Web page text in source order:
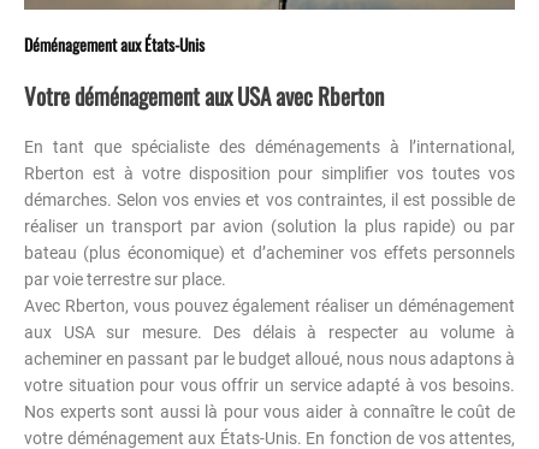
Déménagement aux États-Unis
Votre déménagement aux USA avec Rberton
En tant que spécialiste des déménagements à l’international,
Rberton est à votre disposition pour simplifier vos toutes vos
démarches. Selon vos envies et vos contraintes, il est possible de
réaliser un transport par avion (solution la plus rapide) ou par
bateau (plus économique) et d’acheminer vos effets personnels
par voie terrestre sur place.
Avec Rberton, vous pouvez également réaliser un déménagement
aux USA sur mesure. Des délais à respecter au volume à
acheminer en passant par le budget alloué, nous nous adaptons à
votre situation pour vous offrir un service adapté à vos besoins.
Nos experts sont aussi là pour vous aider à connaître le coût de
votre déménagement aux États-Unis. En fonction de vos attentes,